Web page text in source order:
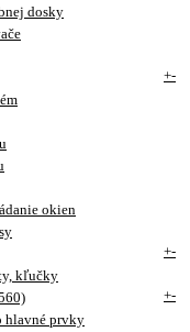
dosky
+-
okien
+-
kľučky
+-
hlavné prvky